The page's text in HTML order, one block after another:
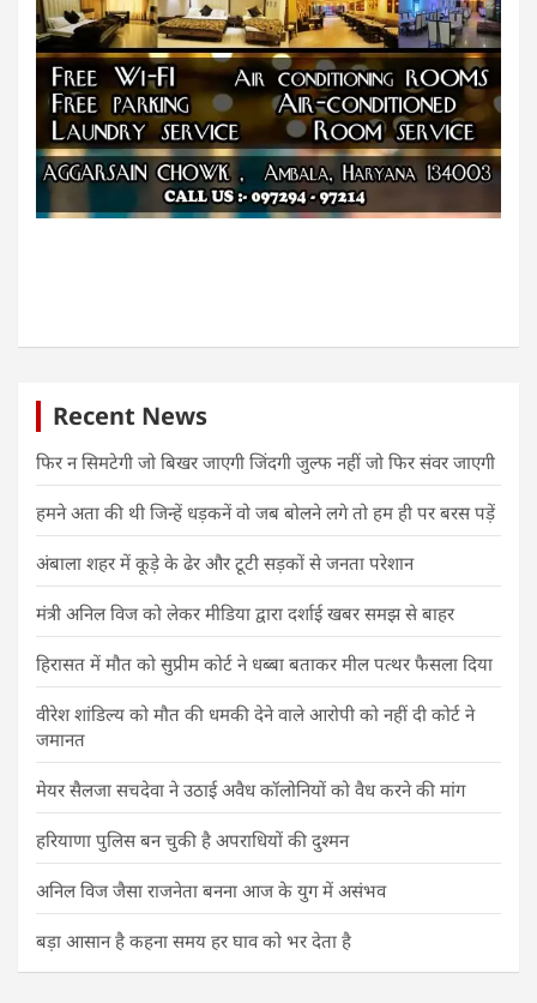
Recent News
फिर न सिमटेगी जो बिखर जाएगी जिंदगी जुल्फ नहीं जो फिर संवर जाएगी
हमने अता की थी जिन्हें धड़कनें वो जब बोलने लगे तो हम ही पर बरस पड़ें
अंबाला शहर में कूड़े के ढेर और टूटी सड़कों से जनता परेशान
मंत्री अनिल विज को लेकर मीडिया द्वारा दर्शाई खबर समझ से बाहर
हिरासत में मौत को सुप्रीम कोर्ट ने धब्बा बताकर मील पत्थर फैसला दिया
वीरेश शांडिल्य को मौत की धमकी देने वाले आरोपी को नहीं दी कोर्ट ने
जमानत
मेयर सैलजा सचदेवा ने उठाई अवैध कॉलोनियों को वैध करने की मांग
हरियाणा पुलिस बन चुकी है अपराधियों की दुश्मन
अनिल विज जैसा राजनेता बनना आज के युग में असंभव
बड़ा आसान है कहना समय हर घाव को भर देता है